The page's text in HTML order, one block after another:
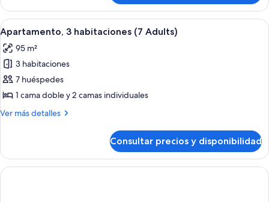
(Suite
5
Adults)
2
habitaciones
(Suite
Adults)
Abrir
todas
las
fotos
de
Apartamento,
3
Adults)
Habitación de hotel con cama,
6
Apartamento, 3 habitaciones (7 Adults)
95 m²
3 habitaciones
7 huéspedes
1 cama doble y 2 camas individuales
Ver más detalles
Más
3
habitaciones
(7
Consultar precios y disponibilidad